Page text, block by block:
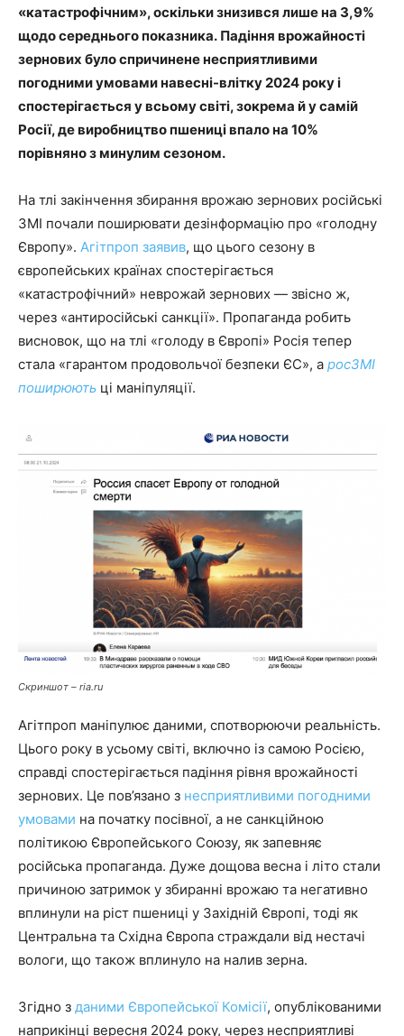
«катастрофічним», оскільки знизився лише на 3,9%
щодо середнього показника. Падіння врожайності
зернових було спричинене несприятливими
погодними умовами навесні-влітку 2024 року і
спостерігається у всьому світі, зокрема й у самій
Росії, де виробництво пшениці впало на 10%
порівняно з минулим сезоном.
На тлі закінчення збирання врожаю зернових російські
ЗМІ почали поширювати дезінформацію про «голодну
Європу». Агітпроп заявив, що цього сезону в
європейських країнах спостерігається
«катастрофічний» неврожай зернових — звісно ж,
через «антиросійські санкції». Пропаганда робить
висновок, що на тлі «голоду в Європі» Росія тепер
стала «гарантом продовольчої безпеки ЄС», а росЗМІ
поширюють ці маніпуляції.
Скриншот – ria.ru
Агітпроп маніпулює даними, спотворюючи реальність.
Цього року в усьому світі, включно із самою Росією,
справді спостерігається падіння рівня врожайності
зернових. Це пов’язано з несприятливими погодними
умовами на початку посівної, а не санкційною
політикою Європейського Союзу, як запевняє
російська пропаганда. Дуже дощова весна і літо стали
причиною затримок у збиранні врожаю та негативно
вплинули на ріст пшениці у Західній Європі, тоді як
Центральна та Східна Європа страждали від нестачі
вологи, що також вплинуло на налив зерна.
Згідно з даними Європейської Комісії, опублікованими
наприкінці вересня 2024 року, через несприятливі